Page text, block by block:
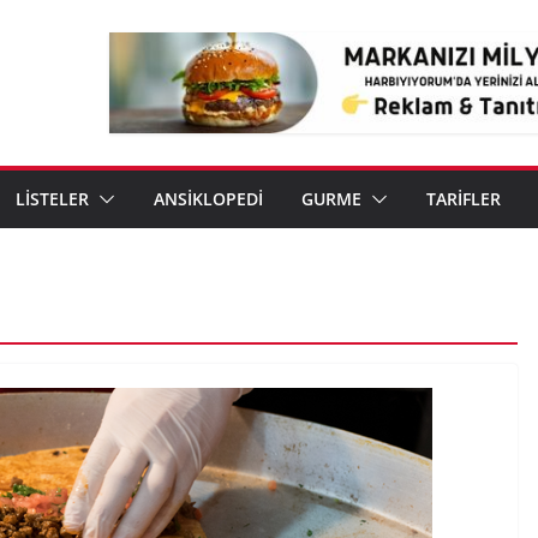
LİSTELER ANSİKLOPEDİ GURME TARİFLER